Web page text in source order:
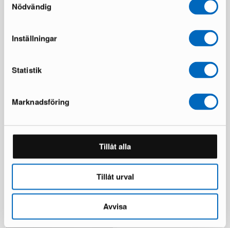
Nödvändig
Inställningar
Statistik
Marknadsföring
Tillåt alla
Tillåt urval
Avvisa
Scandinavian Choice Lyon
matbord ø 150 cm
359 € 598 €
deNoord Marcus utebord ø
KM Home Relax matta 240 x
110 €
Chesterfield Lyx fåtölj
mörkbrun skinn
1 i lager ·
335 € 481 €
Du sparar 146 €